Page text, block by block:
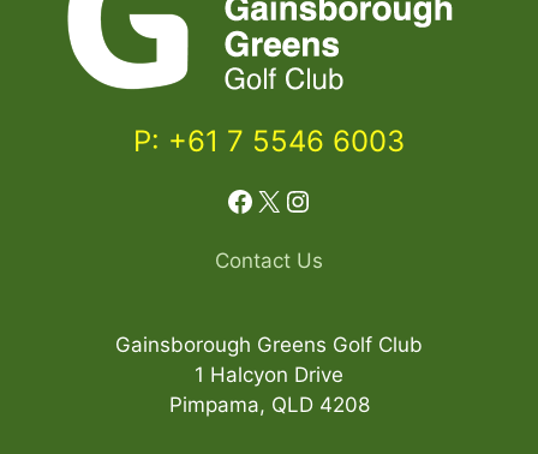
P: +61 7 5546 6003
Facebook
X Instagram
Contact Us
Gainsborough Greens Golf Club
1 Halcyon Drive
Pimpama, QLD 4208